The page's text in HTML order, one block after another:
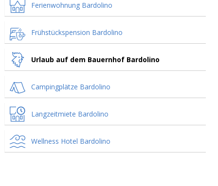
Ferienwohnung Bardolino
Frühstückspension Bardolino
Urlaub auf dem Bauernhof Bardolino
Campingplätze Bardolino
Langzeitmiete Bardolino
Wellness Hotel Bardolino